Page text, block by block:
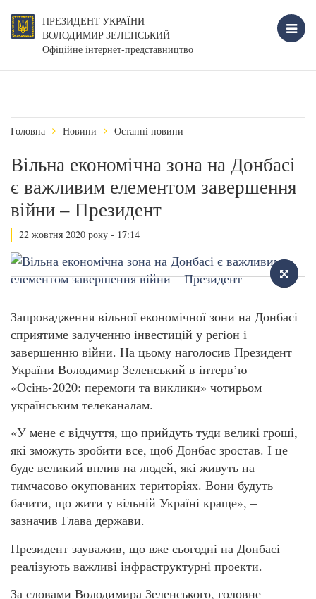
ПРЕЗИДЕНТ УКРАЇНИ
ВОЛОДИМИР ЗЕЛЕНСЬКИЙ
Офіційне інтернет-представництво
Головна Новини Останні новини
Вільна економічна зона на Донбасі
є важливим елементом завершення
війни – Президент
22 жовтня 2020 року - 17:14
Запровадження вільної економічної зони на Донбасі
сприятиме залученню інвестицій у регіон і
завершенню війни. На цьому наголосив Президент
України Володимир Зеленський в інтерв’ю
«Осінь-2020: перемоги та виклики» чотирьом
українським телеканалам.
«У мене є відчуття, що прийдуть туди великі гроші,
які зможуть зробити все, щоб Донбас зростав. І це
буде великий вплив на людей, які живуть на
тимчасово окупованих територіях. Вони будуть
бачити, що жити у вільній Україні краще», –
зазначив Глава держави.
Президент зауважив, що вже сьогодні на Донбасі
реалізують важливі інфраструктурні проекти.
За словами Володимира Зеленського, головне